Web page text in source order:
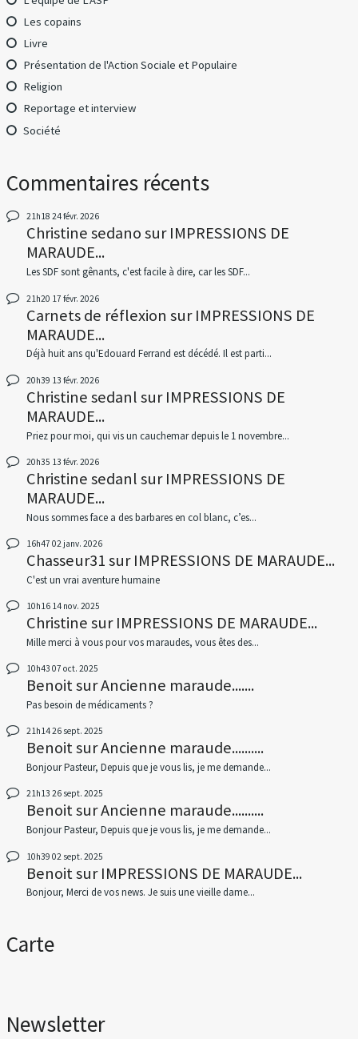
Les copains
Livre
Présentation de l'Action Sociale et Populaire
Religion
Reportage et interview
Société
Commentaires récents
21h18 24févr. 2026
Christine sedanosurIMPRESSIONS DE
MARAUDE...
Les SDF sont gênants, c'est facile à dire, car les SDF...
21h20 17 févr. 2026
Carnets de réflexion surIMPRESSIONS DE
MARAUDE...
Déjà huit ans qu'Edouard Ferrand est décédé. Il est parti...
20h39 13 févr. 2026
Christine sedanlsurIMPRESSIONS DE
MARAUDE...
Priez pour moi, qui vis un cauchemar depuis le 1 novembre...
20h35 13 févr. 2026
Christine sedanlsurIMPRESSIONS DE
MARAUDE...
Nous sommes face a des barbares en col blanc, c’es...
16h47 02 janv. 2026
Chasseur31surIMPRESSIONS DE MARAUDE...
C'est un vrai aventure humaine
10h16 14 nov. 2025
ChristinesurIMPRESSIONS DE MARAUDE...
Mille merci à vous pour vos maraudes, vous êtes des...
10h43 07 oct. 2025
BenoitsurAncienne maraude.......
Pas besoin de médicaments ?
21h1426 sept. 2025
BenoitsurAncienne maraude..........
Bonjour Pasteur, Depuis que je vous lis, je me demande...
21h13 26 sept. 2025
BenoitsurAncienne maraude..........
Bonjour Pasteur, Depuis que je vous lis, je me demande...
10h39 02 sept. 2025
BenoitsurIMPRESSIONS DE MARAUDE...
Bonjour, Merci de vos news. Je suis une vieille dame...
Carte
Newsletter